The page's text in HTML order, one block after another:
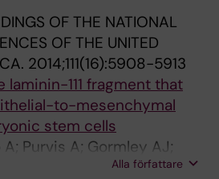
OF THE NATIONAL
OF THE UNITED
2014;111(16):5908-5913
111 fragment that
to-mesenchymal
stem cells
Purvis A; Gormley AJ;
A; Wang AJ; DiMaggio
Alla författare